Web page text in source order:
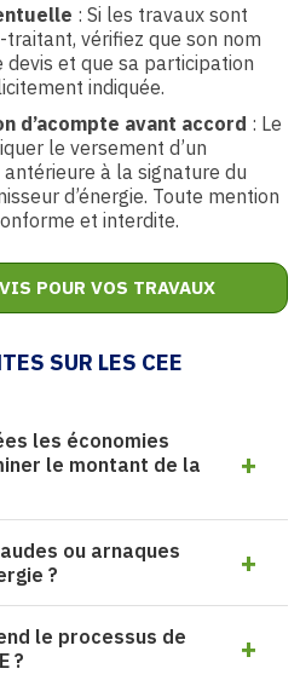
: Si les travaux sont
vérifiez que son nom
et que sa participation
indiquée.
d’acompte avant accord : Le
le versement d’un
à la signature du
d’énergie. Toute mention
et interdite.
POUR VOS TRAVAUX
SUR LES CEE
les économies
le montant de la
ou arnaques
?
le processus de
?